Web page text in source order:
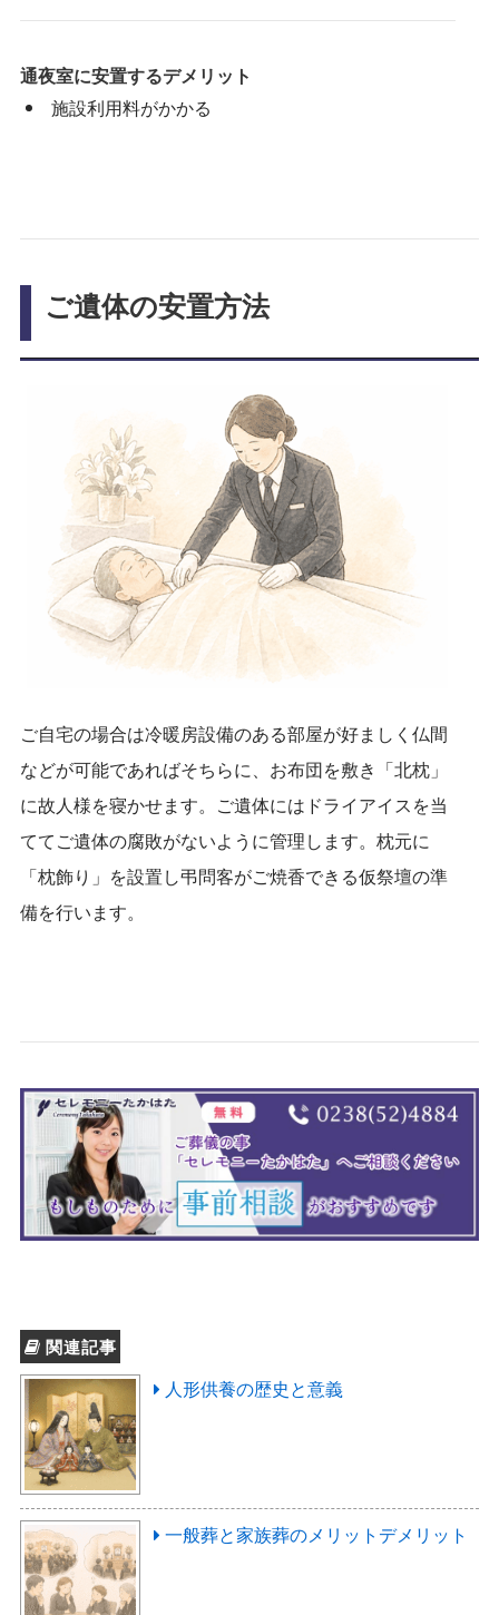
通夜室に安置するデメリット
施設利用料がかかる
ご遺体の安置方法
ご自宅の場合は冷暖房設備のある部屋が好ましく仏間
などが可能であればそちらに、お布団を敷き「北枕」
に故人様を寝かせます。ご遺体にはドライアイスを当
ててご遺体の腐敗がないように管理します。枕元に
「枕飾り」を設置し弔問客がご焼香できる仮祭壇の準
備を行います。
関連記事
人形供養の歴史と意義
一般葬と家族葬のメリットデメリット